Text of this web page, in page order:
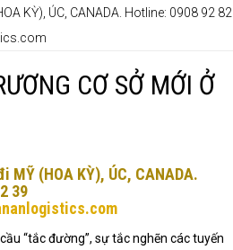
CƠ SỞ MỚI Ở
MỸ (HOA KỲ), ÚC, CANADA.
39
“tắc đường”, sự tắc nghẽn các tuyến